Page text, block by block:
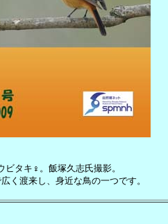
タキ♀。飯塚久志氏撮影。
く渡来し、身近な鳥の一つです。